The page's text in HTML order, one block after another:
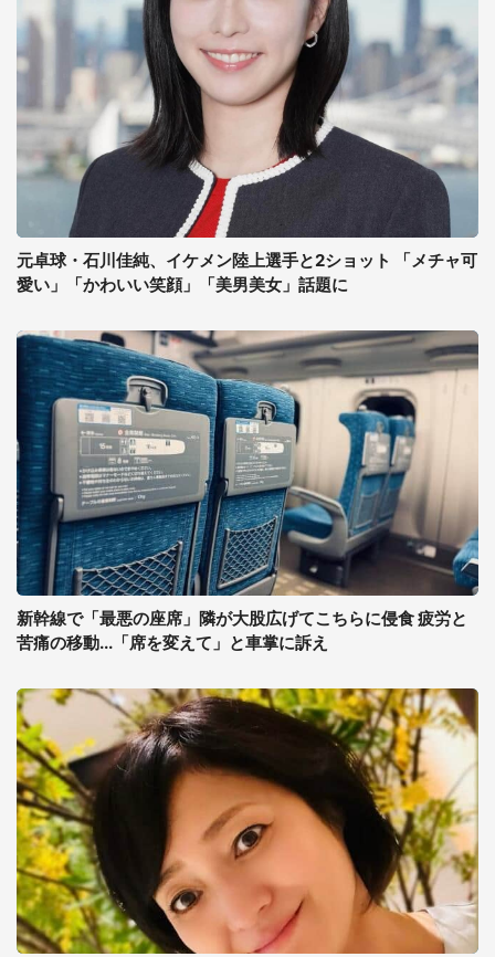
元卓球・石川佳純、イケメン陸上選手と2ショット 「メチャ可
愛い」「かわいい笑顔」「美男美女」話題に
新幹線で「最悪の座席」隣が大股広げてこちらに侵食 疲労と
苦痛の移動...「席を変えて」と車掌に訴え